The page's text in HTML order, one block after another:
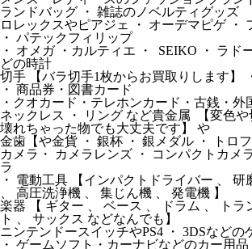
ランドバッグ ・ 雑誌のノベルティグッズ
ロレックスやピアジェ ・ オーデマピゲ ・
・ パテックフィリップ
・ オメガ ・カルティエ ・ SEIKO ・ ラド
どの時計
切手 【バラ切手1枚からお買取りします】
・ 商品券・図書カード
・クオカード・テレホンカード・古銭・外
ネックレス ・ リング など貴金属 【変色や
壊れちゃった物でも大丈夫です】 や
金歯【や金貨 ・ 銀杯 ・ 銀メダル ・ トロ
カメラ・ カメラレンズ ・ コンパクトカメ
ラ
・ 電動工具 【インパクトドライバー 、 研
、 高圧洗浄機 、 集じん機 、 発電機 】
楽器 【 ギター 、 ベース 、 ドラム 、 トラ
ト 、 サックス などなんでも】
ニンテンドースイッチやPS4 ・ 3DSなどの
・ ゲームソフト・カーナビなどのカー用